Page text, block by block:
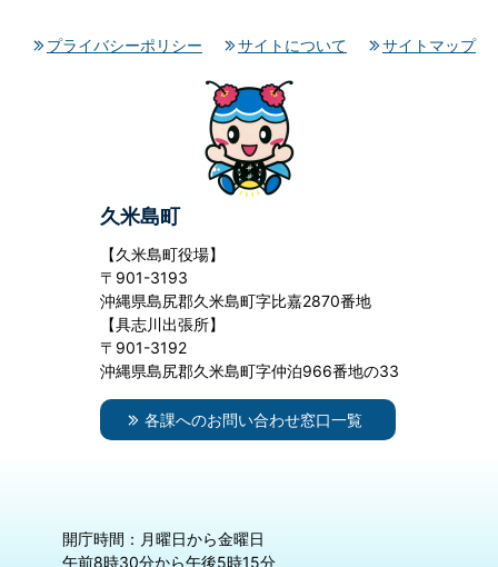
プライバシーポリシー サイトについて サイトマップ
久米島町
【久米島町役場】
〒901-3193
沖縄県島尻郡久米島町字比嘉2870番地
【具志川出張所】
〒901-3192
沖縄県島尻郡久米島町字仲泊966番地の33
各課へのお問い合わせ窓口一覧
開庁時間：月曜日から金曜日
午前8時30分から午後5時15分